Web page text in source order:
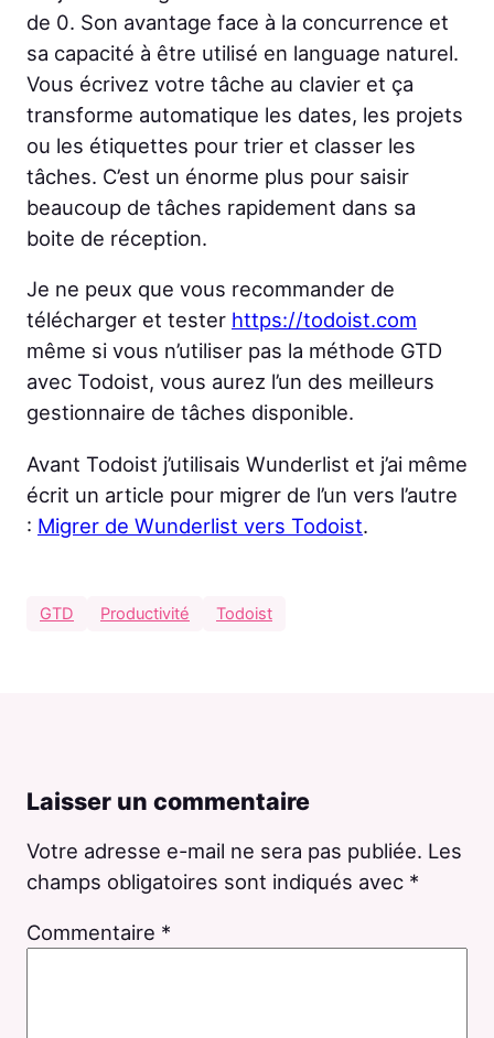
de 0. Son avantage face à la concurrence et
sa capacité à être utilisé en language naturel.
Vous écrivez votre tâche au clavier et ça
transforme automatique les dates, les projets
ou les étiquettes pour trier et classer les
tâches. C’est un énorme plus pour saisir
beaucoup de tâches rapidement dans sa
boite de réception.
Je ne peux que vous recommander de
télécharger et tester https://todoist.com
même si vous n’utiliser pas la méthode GTD
avec Todoist, vous aurez l’un des meilleurs
gestionnaire de tâches disponible.
Avant Todoist j’utilisais Wunderlist et j’ai même
écrit un article pour migrer de l’un vers l’autre
: Migrer de Wunderlist vers Todoist.
GTD Productivité Todoist
Laisser un commentaire
Votre adresse e-mail ne sera pas publiée. Les
champs obligatoires sont indiqués avec *
Commentaire *